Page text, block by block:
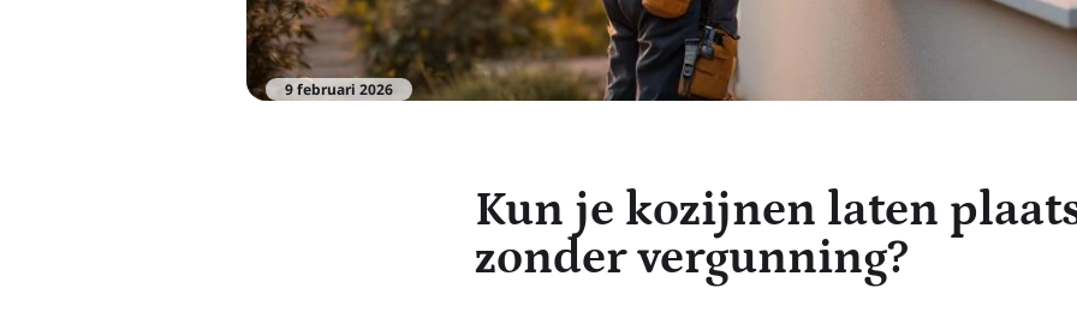
9 februari 2026
Kun je kozijnen laten
zonder vergunning?